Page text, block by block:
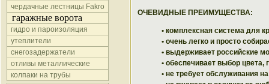
чердачные лестницы Fakro
гаражные ворота
гидро и пароизоляция
утеплители
снегозадержатели
отливы металлические
колпаки на трубы
ОЧЕВИДНЫЕ ПРЕИМУЩЕСТВА:
• комплексная система для
• очень легко и просто
• выдерживает российские
• обеспечивает выбор
• не требует обслуживания